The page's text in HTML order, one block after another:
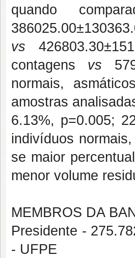
quando
vs
contagens vs
normais,
amostras
6.13%, p=0.005;
indivíduos
se maior
menor volume
MEMBROS DA
Presidente -
- UFPE